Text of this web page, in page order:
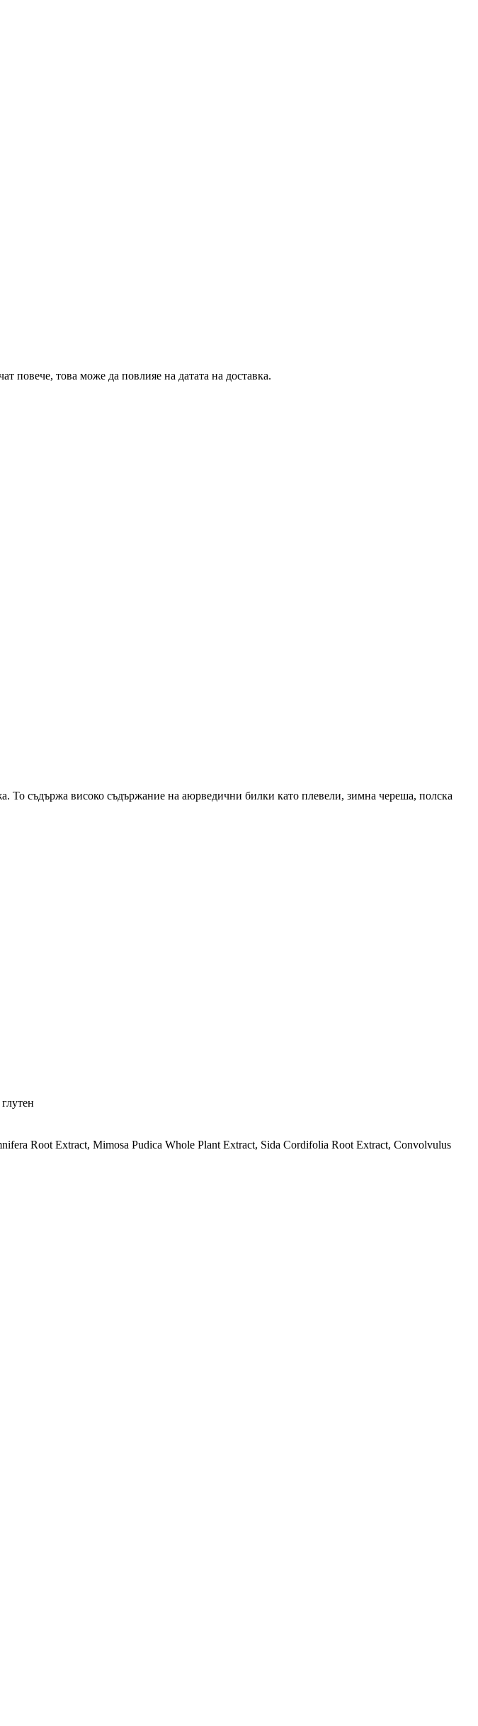
повече, това може да повлияе на датата на доставка.
съдържа високо съдържание на аюрведични билки като плевели, зимна череша, полска
Root Extract, Mimosa Pudica Whole Plant Extract, Sida Cordifolia Root Extract, Convolvulus